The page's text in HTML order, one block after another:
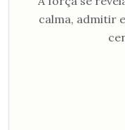
calma, admitir